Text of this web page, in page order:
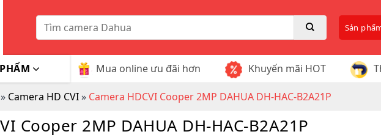
Tìm
kiếm:
Sản
Mua online ưu đãi hơn Khuyến mãi HOT
» Camera HD CVI» Camera HDCVI Cooper 2MP DAHUA DH-HAC-B2A21P
Cooper 2MP DAHUA DH-HAC-B2A21P